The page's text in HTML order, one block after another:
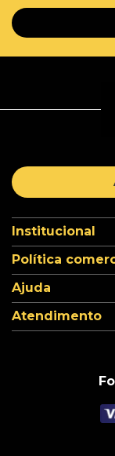
Institucional
Política
Ajuda
Atendimento